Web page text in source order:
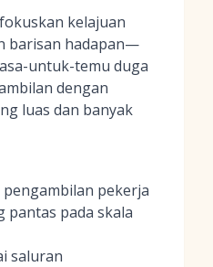
kelajuan
barisan hadapan—
untuk-temu duga
dengan
luas dan banyak
pekerja
pantas pada skala
saluran